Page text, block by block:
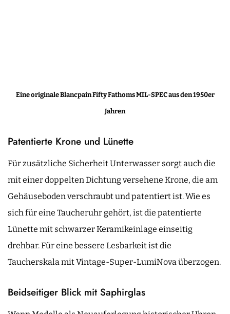
Eine originale Blancpain Fifty Fathoms MIL-SPEC aus den 1950er
Jahren
Patentierte Krone und Lünette
Für zusätzliche Sicherheit Unterwasser sorgt auch die
mit einer doppelten Dichtung versehene Krone, die am
Gehäuseboden verschraubt und patentiert ist. Wie es
sich für eine Taucheruhr gehört, ist die patentierte
Lünette mit schwarzer Keramikeinlage einseitig
drehbar. Für eine bessere Lesbarkeit ist die
Taucherskala mit Vintage-Super-LumiNova überzogen.
Beidseitiger Blick mit Saphirglas